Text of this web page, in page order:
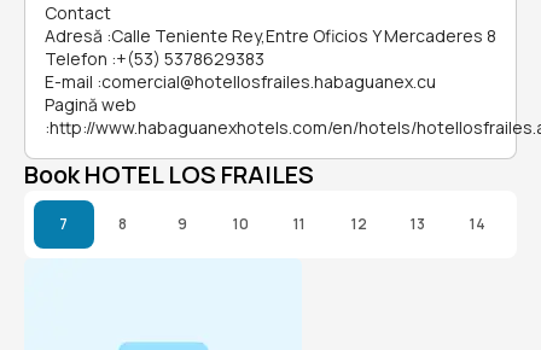
Contact
Adresă :Calle Teniente Rey,Entre Oficios Y Mercaderes 8
Telefon :+(53) 5378629383
E-mail :comercial@hotellosfrailes.habaguanex.cu
Pagină web
:http://www.habaguanexhotels.com/en/hotels/
Book HOTEL LOS FRAILES
7 8 9 10 11 12 13 14